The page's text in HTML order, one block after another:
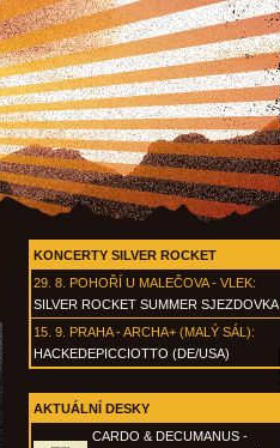
KONCERTY SILVER ROCKET
29. 8. POHOŘÍ U MALEČOVA - VLEK:
SILVER ROCKET SUMMER SJEZDOVKA
15. 9. PRAHA - ARCHA+ (MALÝ SÁL):
HACKEDEPICCIOTTO (DE/USA)
AKTUÁLNÍ DESKY
CARDO & DECUMANUS -